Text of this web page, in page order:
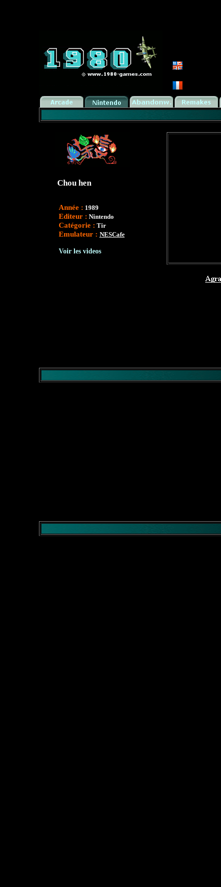
Chou hen
Année : 1989
Editeur : Nintendo
Catégorie : Tir
Emulateur : NESCafe
Voir les videos